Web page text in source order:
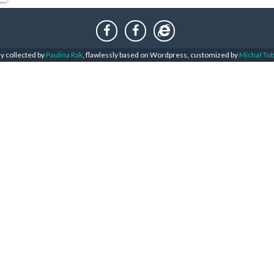
collected by Paulina Rak , flawlessly based on Wordpress, customized by Michał